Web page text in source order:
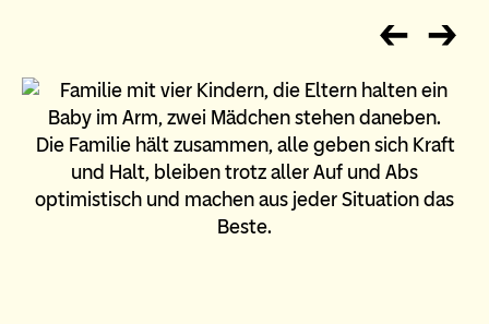
Die Familie hält zusammen, alle geben sich Kraft
und Halt, bleiben trotz aller Auf und Abs
optimistisch und machen aus jeder Situation das
Beste.